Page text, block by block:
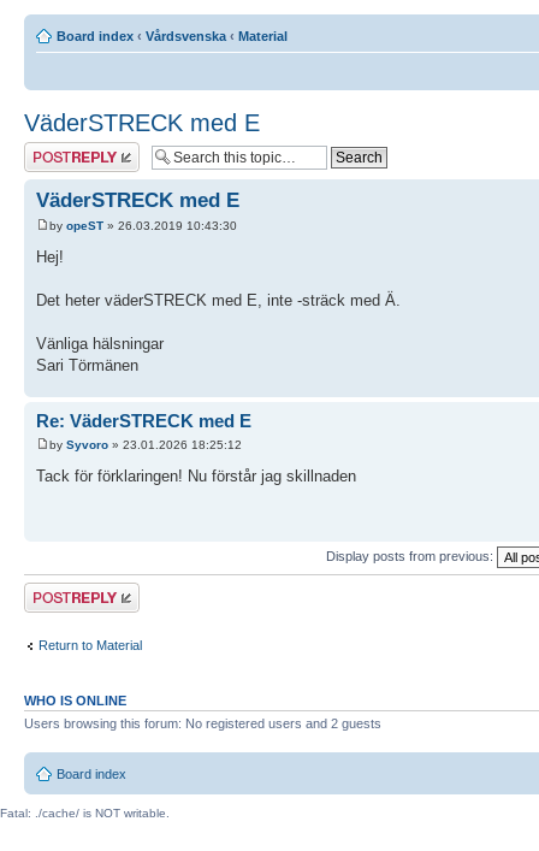
Board index ‹ Vårdsvenska ‹ Material
VäderSTRECK med E
Post a reply
VäderSTRECK med E
by opeST » 26.03.2019 10:43:30
Hej!
Det heter väderSTRECK med E, inte -sträck med Ä.
Vänliga hälsningar
Sari Törmänen
Re: VäderSTRECK med E
by Syvoro » 23.01.2026 18:25:12
Tack för förklaringen! Nu förstår jag skillnaden
Display posts from previous:
Post a reply
Return to Material
WHO IS ONLINE
Users browsing this forum: No registered users and 2 guests
Board index
Fatal: ./cache/ is NOT writable.